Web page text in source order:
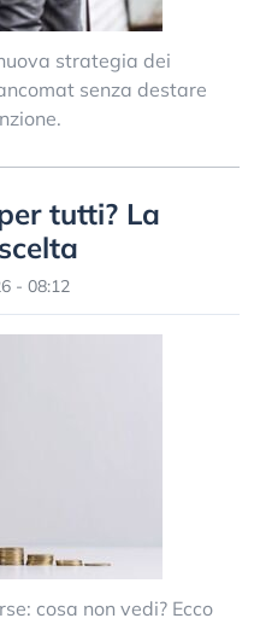
strategia dei
senza destare
tutti? La
- 08:12
cosa non vedi? Ecco